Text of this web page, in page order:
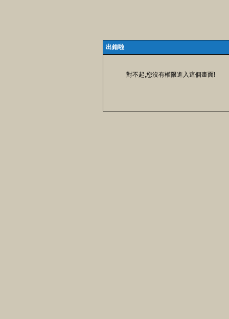
出錯啦
對不起,您沒有權限進入這個畫面!